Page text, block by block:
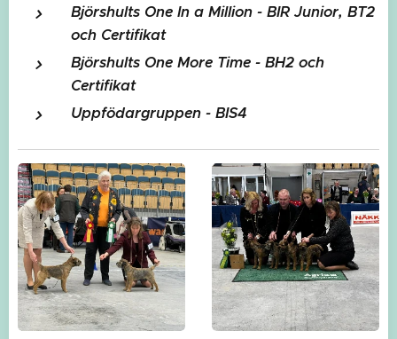
Björshults One In a Million - BIR Junior, BT2
och Certifikat
Björshults One More Time - BH2 och
Certifikat
Uppfödargruppen - BIS4